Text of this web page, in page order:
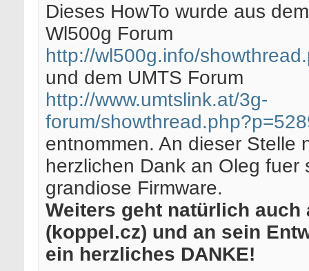
Dieses HowTo wurde aus
Wl500g Forum
http://wl500g.info/
und dem UMTS Forum
http://www.umtslink.at/3g-
forum/
entnommen. An dieser Stelle
herzlichen Dank an Oleg fuer
grandiose Firmware.
Weiters geht natürlich auch
(koppel.cz) und an sein
ein herzliches DANKE!